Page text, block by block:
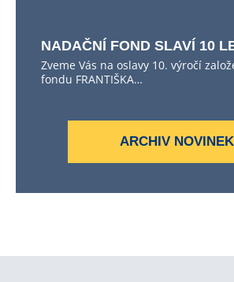
NADAČNÍ FOND SLAVÍ 10
Zveme Vás na oslavy 10. výročí
fondu FRANTIŠKA…
ARCHIV NOVINEK